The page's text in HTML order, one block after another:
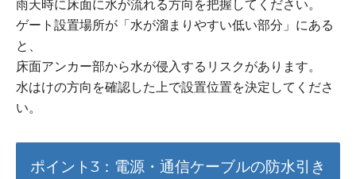
雨天時に床面に水が流れる方向を把握してください。
ゲート設置場所が「水が溜まりやすい低い部分」にある
と、
床面アンカー部から水が侵入するリスクがあります。
水はけの方向を確認した上で設置位置を決定してくださ
い。
ポイント3：電源・通信ケーブルの防水引き